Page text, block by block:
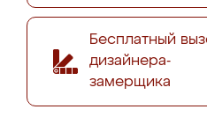
Бесплатный
дизайнера-
замерщика